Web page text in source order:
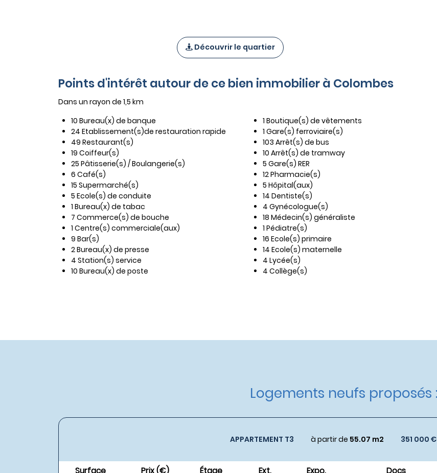
Découvrir le quartier
Points d'intérêt autour de ce bien immobilier à Colombes
Dans un rayon de 1,5 km
10 Bureau(x) de banque
24 Etablissement(s)de restauration rapide
49 Restaurant(s)
19 Coiffeur(s)
25 Pâtisserie(s) / Boulangerie(s)
6 Café(s)
15 Supermarché(s)
5 Ecole(s) de conduite
1 Bureau(x) de tabac
7 Commerce(s) de bouche
1 Centre(s) commerciale(aux)
9 Bar(s)
2 Bureau(x) de presse
4 Station(s) service
10 Bureau(x) de poste
1 Boutique(s) de vêtements
1 Gare(s) ferroviaire(s)
103 Arrêt(s) de bus
10 Arrêt(s) de tramway
5 Gare(s) RER
12 Pharmacie(s)
5 Hôpital(aux)
14 Dentiste(s)
4 Gynécologue(s)
18 Médecin(s) généraliste
1 Pédiatre(s)
16 Ecole(s) primaire
14 Ecole(s) maternelle
4 Lycée(s)
4 Collège(s)
Logements neufs proposés :
APPARTEMENT T3 à partir de 55.07 m2 351 000 €
Surface Prix (€) Étage Ext. Expo. Docs